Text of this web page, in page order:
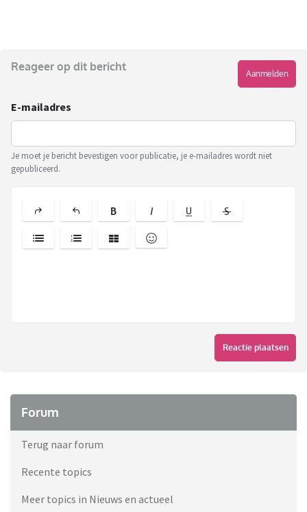
Reageer op dit bericht
Aanmelden
E-mailadres
Je moet je bericht bevestigen voor publicatie, je e-mailadres wordt niet
gepubliceerd.
Reactie plaatsen
Forum
Terug naar forum
Recente topics
Meer topics in Nieuws en actueel